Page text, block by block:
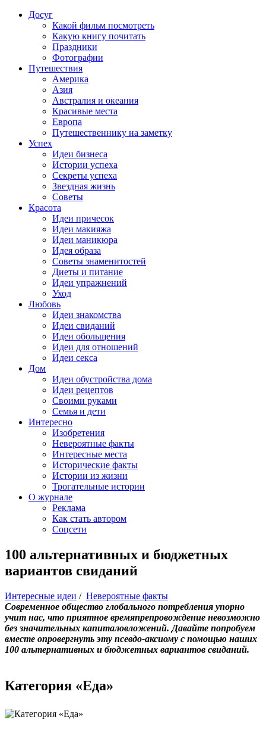
Досуг
Какой фильм посмотреть
Какую книгу почитать
Праздники
Фотографии
Путешествия
Америка
Азия
Австралия и океания
Красивые места
Европа
Путешественнику на заметку
Успех
Идеи бизнеса
Истории успеха
Секреты успеха
Звездная жизнь
Советы
Красота
Идеи причесок
Идеи макияжа
Идеи маникюра
Идея образа
Советы знаменитостей
Диеты и питание
Идеи упражнений
Уход
Любовь
Идеи знакомства
Идеи свиданий
Идеи обольщения
Идеи для отношений
Идеи секса
Дом
Идеи обустройства дома
Идеи рецептов
Своими руками
Семья и дети
Интересно
Изобретения
Невероятные факты
Интересные места
Исторические факты
Истории из жизни
Трогательные истории
О журнале
Реклама
Как стать автором
Соцсети
100 альтернативных и бюджетных
вариантов свиданий
Интересные идеи / Невероятные факты
Современное общество глобального потребления упорно
учит нас, что приятное времяпрепровождение невозможно
без значительных капиталовложений. Давайте попробуем
вместе опровергнуть эту псевдо-аксиому с помощью наших
100 альтернативных и бюджетных вариантов свиданий.
Категория «Еда»